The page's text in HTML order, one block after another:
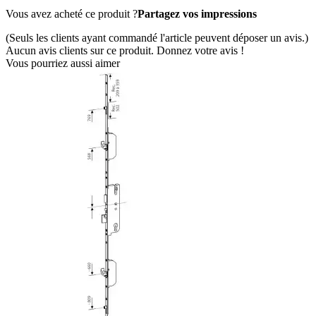
Vous avez acheté ce produit ?Partagez vos impressions
(Seuls les clients ayant commandé l'article peuvent déposer un avis.)
Aucun avis clients sur ce produit. Donnez votre avis !
Vous pourriez aussi aimer